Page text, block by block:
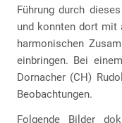
Führung durch
und konnten dort mit
harmonischen
einbringen. Bei
Dornacher (CH)
Beobachtungen.
Folgende Bilder